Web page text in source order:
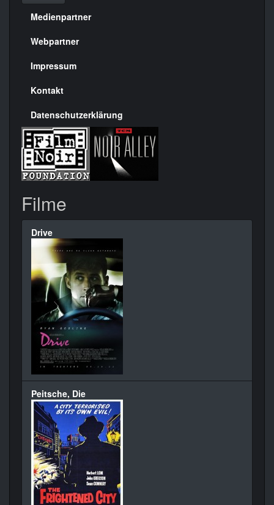
Menülinks
rechte
Seite
Medienpartner
Webpartner
Impressum
Kontakt
Datenschutzerklärung
Filme
Drive
Peitsche, Die